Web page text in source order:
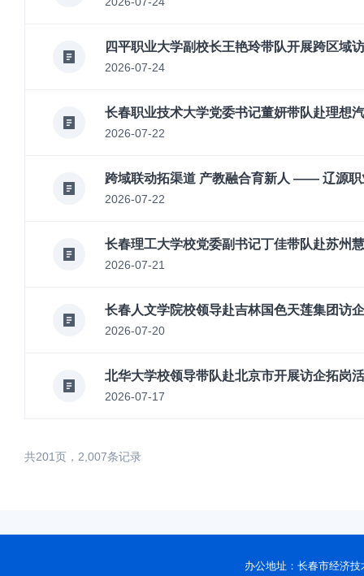
四平职业大学副校长王艳玲带队开展跨区域
2026-07-24
长春职业技术大学党委书记董妍带队赴理想
2026-07-22
跨域联动拓渠道 产教融合育新人 —— 辽源
2026-07-22
长春理工大学校党委副书记丁佳带队赴苏州
2026-07-21
长春人文学院校领导赴吉林国色天莲集团访
2026-07-20
北华大学校领导带队赴北京市开展访企拓岗
2026-07-17
共201页，2,007条记录
办公地址：长春市经济